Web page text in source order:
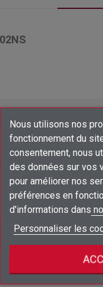
Nom de
Connexion
Vous devez être
Nous utilisons nos
fonctionnement du
consentement, nous
des données sur vos
pour améliorer nos
préférences en
d'informations dans
Personnaliser les
catégorie :
Réf.261824